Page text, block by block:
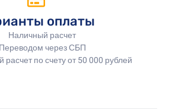
оплаты
Наличный расчет
Переводом через СБП
расчет по счету от 50 000 рублей